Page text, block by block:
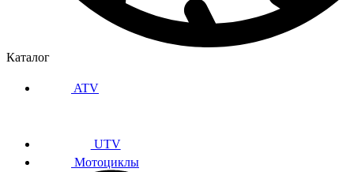
Каталог
ATV
UTV
Мотоциклы